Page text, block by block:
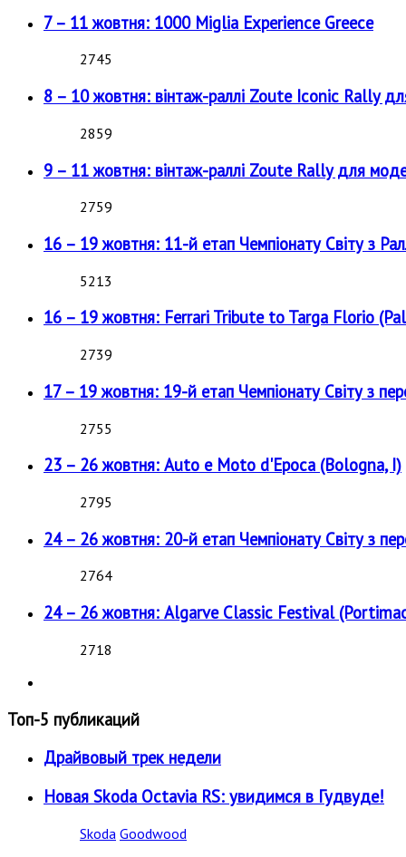
7 – 11 жовтня: 1000 Miglia Experience Greece
2745
8 – 10 жовтня: вінтаж-раллі Zoute Iconic Rally
2859
9 – 11 жовтня: вінтаж-раллі Zoute Rally для
2759
16 – 19 жовтня: 11-й етап Чемпіонату Світу з
5213
16 – 19 жовтня: Ferrari Tribute to Targa Florio
2739
17 – 19 жовтня: 19-й етап Чемпіонату Світу з
2755
23 – 26 жовтня: Auto e Moto d'Epoca (Bologna, I)
2795
24 – 26 жовтня: 20-й етап Чемпіонату Світу з
2764
24 – 26 жовтня: Algarve Classic Festival
2718
Топ-5 публикаций
Драйвовый трек недели
Новая Skoda Octavia RS: увидимся в Гудвуде!
Skoda Goodwood